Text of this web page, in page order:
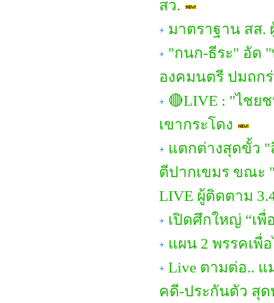
สว.
มาตราฐาน สส.
"กนก-ธีระ" อัด
องคมนตรี ปมถก
🔴LIVE : "ไชย
เขากระโดง
แตกต่างสุดขั้ว
ตีปากเขมร ขณะ
LIVE ผู้ติดตาม
เปิดศึกใหญ่ “เพื่
แผน 2 พรรคเพื่
Live ตามต่อ.. แ
คดี-ประกันตัว สุ